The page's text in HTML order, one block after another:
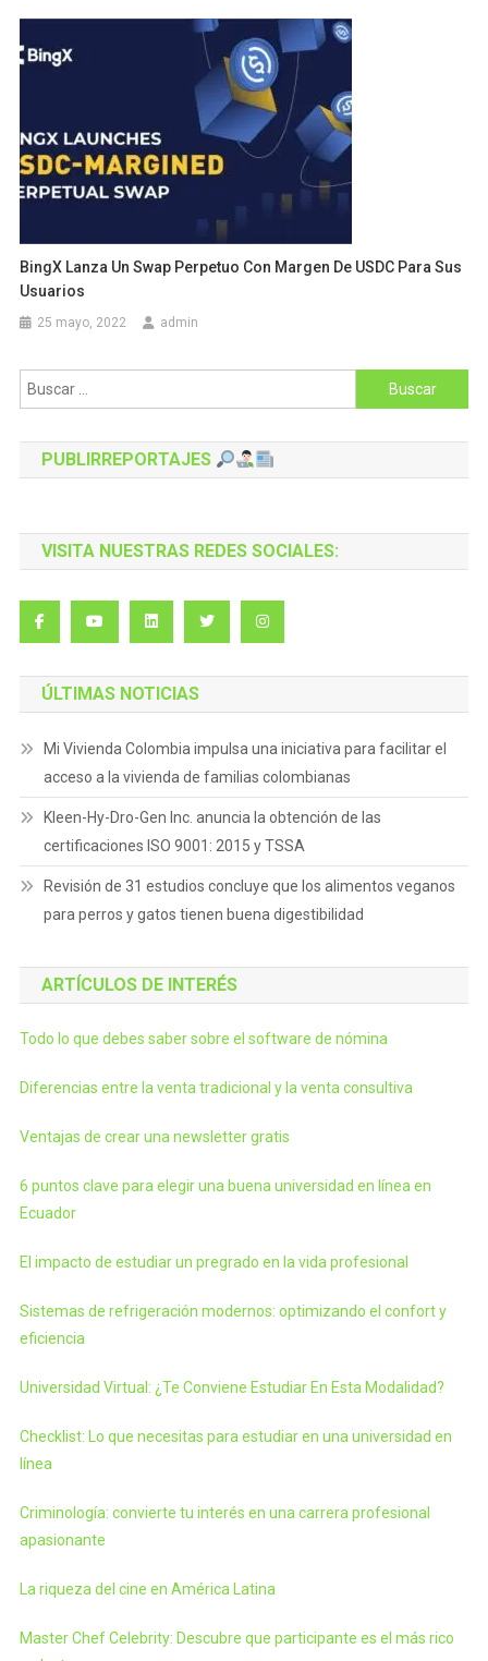
BingX Lanza Un Swap Perpetuo Con Margen De USDC Para Sus
Usuarios
25 mayo, 2022 admin
Buscar:
PUBLIRREPORTAJES
VISITA NUESTRAS REDES SOCIALES:
ÚLTIMAS NOTICIAS
Mi Vivienda Colombia impulsa una iniciativa para facilitar el
acceso a la vivienda de familias colombianas
Kleen-Hy-Dro-Gen Inc. anuncia la obtención de las
certificaciones ISO 9001: 2015 y TSSA
Revisión de 31 estudios concluye que los alimentos veganos
para perros y gatos tienen buena digestibilidad
ARTÍCULOS DE INTERÉS
Todo lo que debes saber sobre el software de nómina
Diferencias entre la venta tradicional y la venta consultiva
Ventajas de crear una newsletter gratis
6 puntos clave para elegir una buena universidad en línea en
Ecuador
El impacto de estudiar un pregrado en la vida profesional
Sistemas de refrigeración modernos: optimizando el confort y
eficiencia
Universidad Virtual: ¿Te Conviene Estudiar En Esta Modalidad?
Checklist: Lo que necesitas para estudiar en una universidad en
línea
Criminología: convierte tu interés en una carrera profesional
apasionante
La riqueza del cine en América Latina
Master Chef Celebrity: Descubre que participante es el más rico